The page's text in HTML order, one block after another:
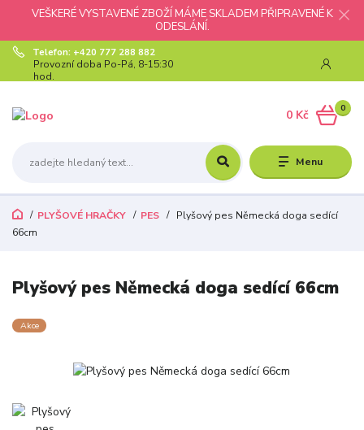
VEŠKERÉ VYSTAVENÉ ZBOŽÍ MÁME SKLADEM PŘIPRAVENÉ K
ODESLÁNÍ.
Menu
Telefon: +420 777 288 882
Provozní doba Po-Pá, 8-15:30
hod.
0
0 Kč
PLYŠOVÉ HRAČKY PES
Plyšový pes Německá doga sedící
66cm
Plyšový pes Německá doga sedící 66cm
Akce